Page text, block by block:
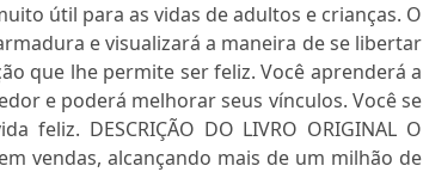
útil para as vidas de adultos e crianças. O
e visualizará a maneira de se libertar
que lhe permite ser feliz. Você aprenderá a
e poderá melhorar seus vínculos. Você se
feliz. DESCRIÇÃO DO LIVRO ORIGINAL O
vendas, alcançando mais de um milhão de